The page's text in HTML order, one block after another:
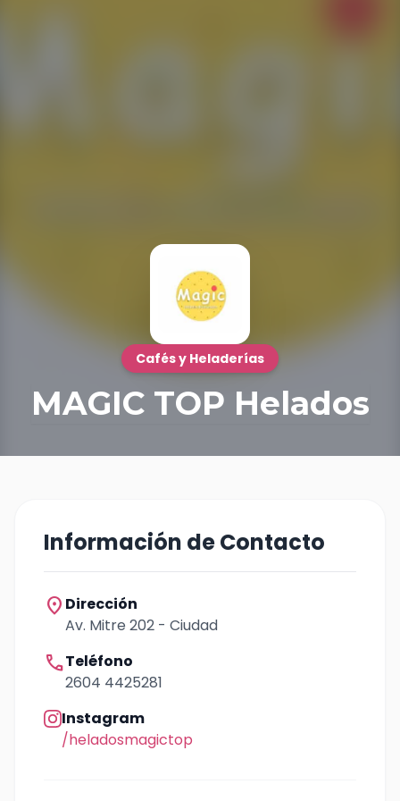
Cafés y Heladerías
MAGIC TOP Helados
Información de Contacto
location_on Dirección
Av. Mitre 202 - Ciudad
callTeléfono
2604 4425281
Instagram
/heladosmagictop